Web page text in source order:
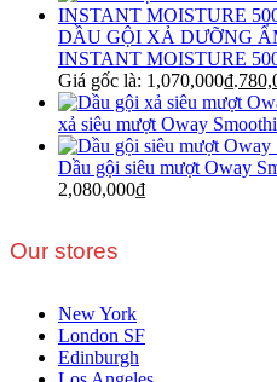
DẦU GỘI XẢ DƯỠNG
INSTANT MOISTURE
Giá gốc là: 1,070,000₫.
xả siêu mượt Oway
Dầu gội siêu mượt Oway
2,080,000₫
Our stores
New York
London SF
Edinburgh